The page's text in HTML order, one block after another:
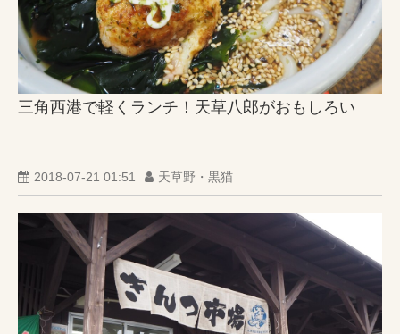
三角西港で軽くランチ！天草八郎がおもしろい
2018-07-21 01:51 天草野・黒猫